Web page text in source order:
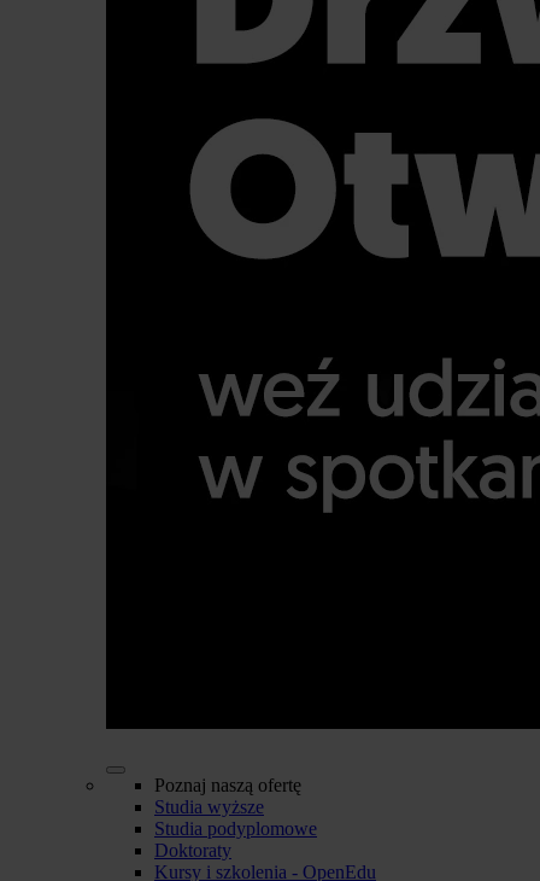
Poznaj naszą ofertę
Studia wyższe
Studia podyplomowe
Doktoraty
Kursy i szkolenia - OpenEdu